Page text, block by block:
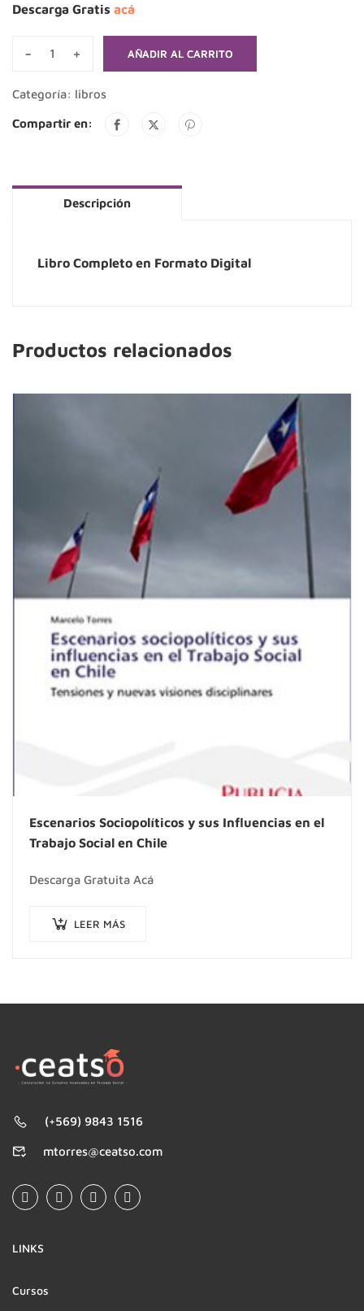
Descarga Gratis acá
-
Un
en
Crisis
cantidad
+ AÑADIR AL CARRITO
Categoría: libros
Compartir en:
Descripción
Libro Completo en Formato Digital
Productos relacionados
Escenarios Sociopolíticos y sus Influencias en el
Trabajo Social en Chile
Descarga Gratuita Acá
LEER MÁS
(+569) 9843 1516
mtorres@ceatso.com
LINKS
Cursos